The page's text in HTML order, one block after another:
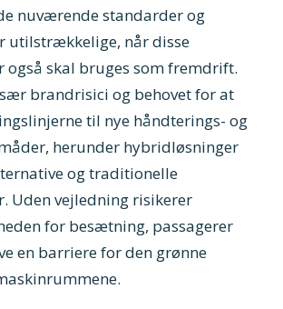
nuværende standarder og
utilstrækkelige, når disse
skal bruges som fremdrift.
brandrisici og behovet for at
til nye håndterings- og
herunder hybridløsninger
og traditionelle
Uden vejledning risikerer
for besætning, passagerer
en barriere for den grønne